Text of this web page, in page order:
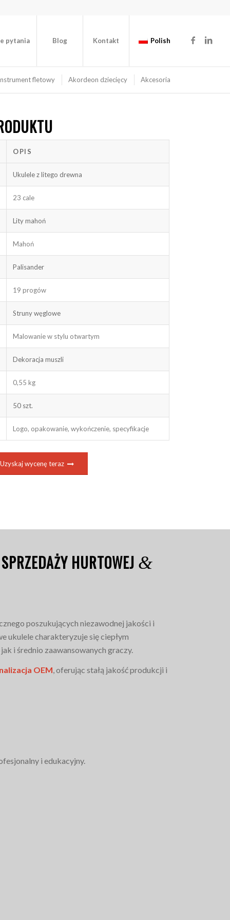
pytania Blog Kontakt Polish
fletowy Akordeon dziecięcy Akcesoria
OPIS
Ukulele z litego drewna
23 cale
Lity mahoń
Mahoń
Palisander
19 progów
Struny węglowe
Malowanie w stylu otwartym
Dekoracja muszli
0,55 kg
50 szt.
Logo, opakowanie, wykończenie, specyfikacje
Uzyskaj wycenę teraz
HURTOWEJ &
poszukujących niezawodnej jakości i
ukulele charakteryzuje się ciepłym
i średnio zaawansowanych graczy.
OEM, oferując stałą jakość produkcji i
i edukacyjny.